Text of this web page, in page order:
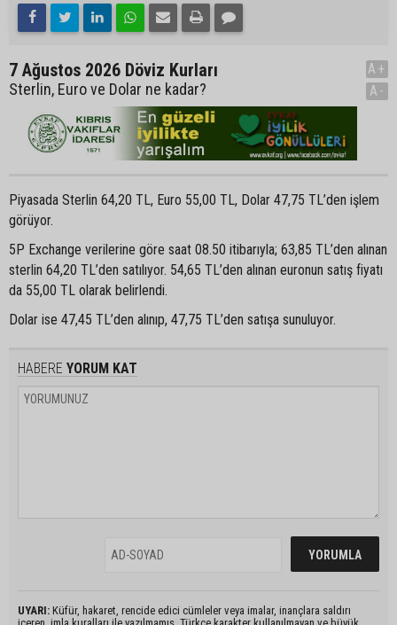
7 Ağustos 2026 Döviz Kurları
Sterlin, Euro ve Dolar ne kadar?
A+
A-
Piyasada Sterlin 64,20 TL, Euro 55,00 TL, Dolar 47,75 TL’den işlem
görüyor.
5P Exchange verilerine göre saat 08.50 itibarıyla; 63,85 TL’den alınan
sterlin 64,20 TL’den satılıyor. 54,65 TL’den alınan euronun satış fiyatı
da 55,00 TL olarak belirlendi.
Dolar ise 47,45 TL’den alınıp, 47,75 TL’den satışa sunuluyor.
HABERE YORUM KAT
UYARI: Küfür, hakaret, rencide edici cümleler veya imalar, inançlara saldırı